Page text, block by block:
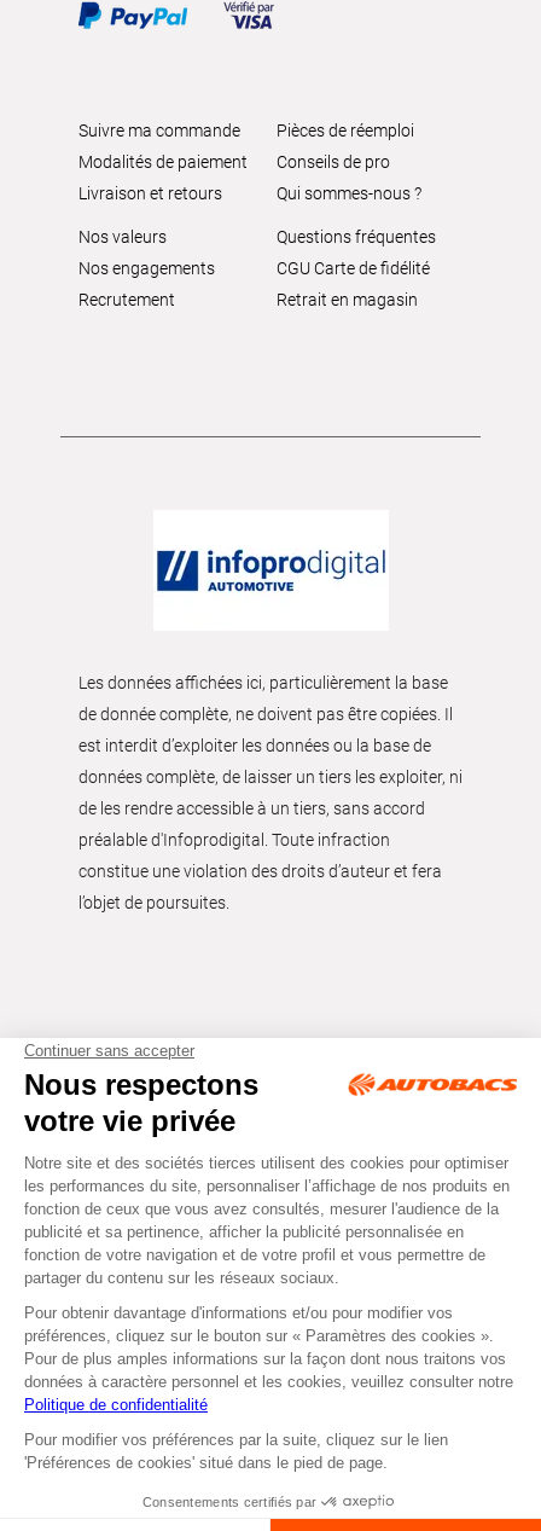
ou
Retirer dans un Centre
Suivre ma commande
Modalités de paiement
Livraison et retours
Pièces de réemploi
Conseils de pro
Qui sommes-nous ?
Nos valeurs
Nos engagements
Recrutement
Questions fréquentes
CGU Carte de fidélité
Retrait en magasin
Les données affichées ici, particulièrement la base
de donnée complète, ne doivent pas être copiées. Il
est interdit d’exploiter les données ou la base de
données complète, de laisser un tiers les exploiter, ni
de les rendre accessible à un tiers, sans accord
préalable d'Infoprodigital. Toute infraction
constitue une violation des droits d’auteur et fera
l’objet de poursuites.
Tous droits réservés © Autobacs
Mentions légales RGPD
Cookies CGV
Facebook Instagram